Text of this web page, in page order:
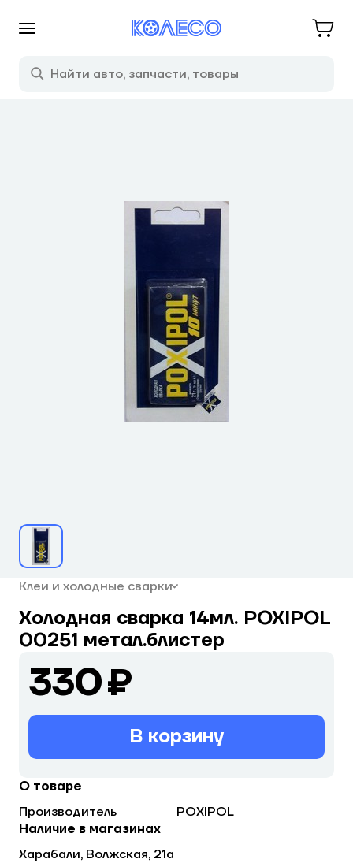
Клеи и холодные сварки
Холодная сварка 14мл. POXIPOL
00251 метал.блистер
330 ₽
В корзину
О товаре
Производитель
POXIPOL
Наличие в магазинах
Харабали, Волжская, 21а